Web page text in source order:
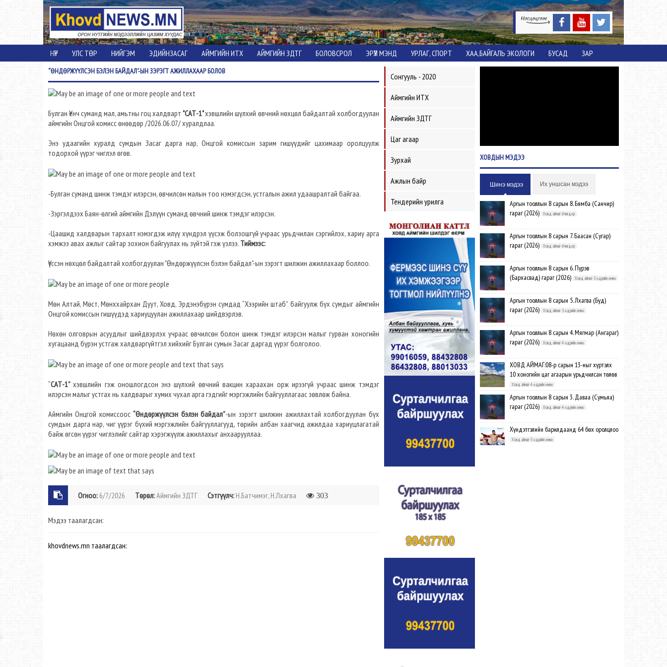
НҮҮР УЛС ТӨР НИЙГЭМ ЭДИЙНЗАСАГ АЙМГИЙН ИТХ АЙМГИЙН ЗДТГ БОЛОВСРОЛ ЭРҮҮЛ МЭНД УРЛАГ, СПОРТ ХАА,БАЙГАЛЬ ЭКОЛОГИ БУСАД ЗАР
“ӨНДӨРЖҮҮЛСЭНБЭЛЭН БАЙДАЛ”-ЫН ЗЭРЭГТ АЖИЛЛАХААР БОЛОВ
Булган Үенч суманд мал, амьтны гоц халдварт "САТ-1"хэвшлийн шүлхий өвчний нөхцөл байдалтай холбогдуулан
аймгийн Онцгой комисс өнөөдөр /2026.06.07/ хуралдлаа.
Энэ удаагийн хуралд сумдын Засаг дарга нар, Онцгой комиссын зарим гишүүдийг цахимаар оролцуулж
тодорхой үүрэг чиглэл өгөв.
-Булган суманд шинж тэмдэг илэрсэн, өвчилсөн малын тоо нэмэгдсэн, устгалын ажил удаашралтай байгаа.
-Зэргэлдээх Баян-өлгий аймгийн Дэлүүн суманд өвчний шинж тэмдэг илэрсэн.
-Цаашид халдварын тархалт нэмэгдэж илүү хүндрэл үүсэж болзошгүй учраас урьдчилан сэргийлэх, хариу арга
хэмжээ авах ажлыг сайтар зохион байгуулах нь зүйтэй гэж үзлээ. Тиймээс:
Үүссэн нөхцөл байдалтай холбогдуулан "Өндөржүүлсэн бэлэн байдал"-ын зэрэгт шилжин ажиллахаар боллоо.
Мөн Алтай, Мөст, Мөнххайрхан Дуут, Ховд, Эрдэнэбүрэн сумдад “Хээрийн штаб” байгуулж бүх сумдыг аймгийн
Онцгой комиссын гишүүдэд хариуцуулан ажиллахаар шийдвэрлэв.
Нөхөн олговрын асуудлыг шийдвэрлэх учраас өвчилсөн болон шинж тэмдэг илэрсэн малыг гурван хоногийн
хугацаанд бүрэн устгаж халдваргүйтгэл хийхийг Булган сумын Засаг даргад үүрэг болголоо.
“САТ-1”хэвшлийн гэж оношлогдсон энэ шүлхий өвчний вакцин хараахан орж ирээгүй учраас шинж тэмдэг
илэрсэн малыг устгах нь халдварыг хумих чухал арга гэдгийг мэргэжлийн байгууллагаас зөвлөж байна.
Аймгийн Онцгой комиссоос“Өндөржүүлсэн бэлэн байдал”-ын зэрэгт шилжин ажиллахтай холбогдуулан бүх
сумдын дарга нар, чиг үүрэг бүхий мэргэжлийн байгууллагууд, төрийн албан хаагчид ажилдаа хариуцлагатай
байж өгсөн үүрэг чиглэлийг сайтар хэрэгжүүлж ажиллахыг анхаарууллаа.
Огноо: 6/7/2026 Төрөл:Аймгийн ЗДТГ Сэтгүүлч: Н.Батчимэг, Н.Лхагва 303
Мэдээ таалагдсан:
khovdnews.mn таалагдсан:
Сонгууль - 2020
Аймгийн ИТХ
Аймгийн ЗДТГ
Цаг агаар
Зурхай
Ажлын байр
Тендерийн урилга
ХОВДЫНМЭДЭЭ
Шинэ мэдээ Их уншсан мэдээ
Аргын тооллын 8 сарын 8. Бямба (Санчир)
гараг (2026)
Ховд аймаг-Өчигдөр
Аргын тооллын 8 сарын 7. Баасан (Сугар)
гараг (2026)
Ховд аймаг-Өчигдөр
Аргын тооллын 8 сарын 6. Пүрэв
(Бархасвад) гараг (2026)
Ховд аймаг-3 өдрийн өмнө
Аргын тооллын 8 сарын 5. Лхагва (Буд)
гараг (2026)
Ховд аймаг-3 өдрийн өмнө
Аргын тооллын 8 сарын 4. Мягмар (Ангараг)
гараг (2026)
Ховд аймаг-4 өдрийн өмнө
ХОВД АЙМАГ:08-р сарын 13-ныг хүртэлх
10 хоногийн цаг агаарын урьдчилсан төлөв
Ховд аймаг-4 өдрийн өмнө
Аргын тооллын 8 сарын 3. Даваа (Сумьяа)
гараг (2026)
Ховд аймаг-4 өдрийн өмнө
Хүндэтгэлийн барилдаанд 64 бөх оролцлоо
Ховд аймаг-5 өдрийн өмнө